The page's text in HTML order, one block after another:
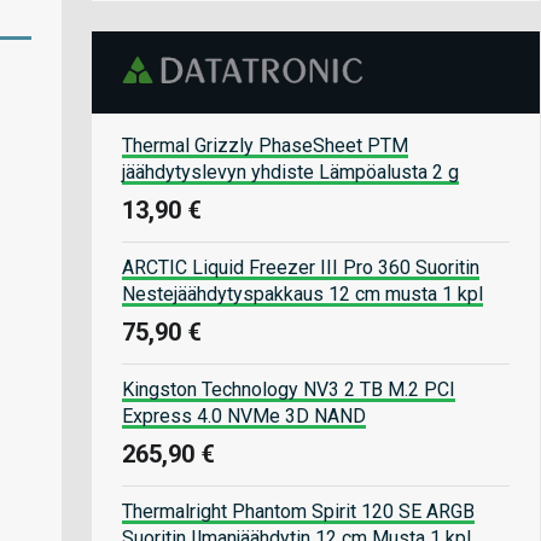
Thermal Grizzly PhaseSheet PTM
jäähdytyslevyn yhdiste Lämpöalusta 2 g
13,90 €
ARCTIC Liquid Freezer III Pro 360 Suoritin
Nestejäähdytyspakkaus 12 cm musta 1 kpl
75,90 €
Kingston Technology NV3 2 TB M.2 PCI
Express 4.0 NVMe 3D NAND
265,90 €
Thermalright Phantom Spirit 120 SE ARGB